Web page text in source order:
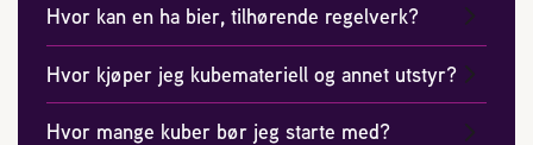
Hvor kan en ha bier, tilhørende regelverk?
Hvor kjøper jeg kubemateriell og annet utstyr?
Hvor mange kuber bør jeg starte med?